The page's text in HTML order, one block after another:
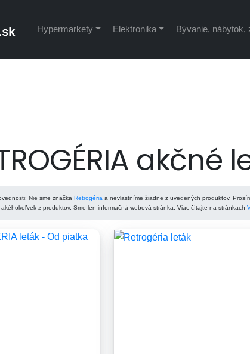
Hypermarkety Elektronika Bývanie, nábytok,
: Nie sme značka Retrogéria a nevlastníme žiadne z uvedených produktov.
z produktov. Sme len informačná webová stránka. Viac čítajte na stránkach